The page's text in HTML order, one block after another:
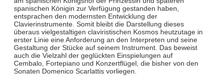
spanischen Königin zur Verfügung gestanden haben,
entsprachen den modernsten Entwicklung der
Clavierinstrumente. Somit bleibt die Darstellung dieses
überaus vielgestaltigen claviristischen Kosmos heutzutage in
erster Linie eine Anforderung an den Interpreten und seine
Gestaltung der Stücke auf seinem Instrument. Das beweist
auch die Vielzahl der geglückten Einspielungen auf
Cembalo, Fortepiano und Konzertflügel, die bisher von den
Sonaten Domenico Scarlattis vorliegen.